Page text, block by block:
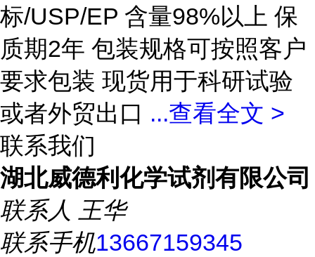
标/USP/EP 含量98%以上 保
质期2年 包装规格可按照客户
要求包装 现货用于科研试验
或者外贸出口 ...查看全文 >
联系我们
湖北威德利化学试剂有限公司
联系人 王华
联系手机13667159345